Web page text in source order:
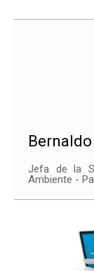
Jefa de la
Ambiente -